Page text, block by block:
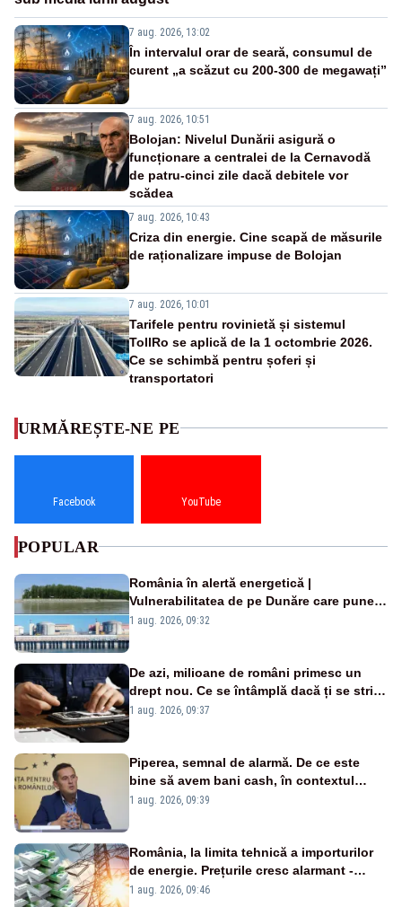
7 aug. 2026, 13:02
În intervalul orar de seară, consumul de
curent „a scăzut cu 200-300 de megawați”
7 aug. 2026, 10:51
Bolojan: Nivelul Dunării asigură o
funcționare a centralei de la Cernavodă
de patru-cinci zile dacă debitele vor
scădea
7 aug. 2026, 10:43
Criza din energie. Cine scapă de măsurile
de raționalizare impuse de Bolojan
7 aug. 2026, 10:01
Tarifele pentru rovinietă și sistemul
TollRo se aplică de la 1 octombrie 2026.
Ce se schimbă pentru șoferi și
transportatori
URMĂREȘTE-NE PE
Facebook YouTube
POPULAR
România în alertă energetică |
Vulnerabilitatea de pe Dunăre care pune
în pericol Centrala Cernavodă era
1 aug. 2026, 09:32
De azi, milioane de români primesc un
drept nou. Ce se întâmplă dacă ți se strică
un produs
1 aug. 2026, 09:37
Piperea, semnal de alarmă. De ce este
bine să avem bani cash, în contextul
alertei energetice?
1 aug. 2026, 09:39
România, la limita tehnică a importurilor
de energie. Prețurile cresc alarmant -
Analiză Realitatea Plus
1 aug. 2026, 09:46